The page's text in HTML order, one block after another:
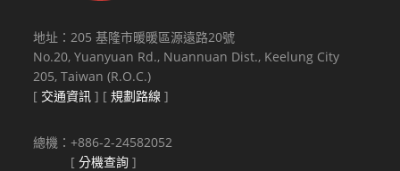
地址：205 基隆市暖暖區源遠路20號
No.20, Yuanyuan Rd., Nuannuan Dist., Keelung City
205, Taiwan (R.O.C.)
[ 交通資訊 ] [規劃路線 ]
總機：+886-2-24582052
[分機查詢 ]